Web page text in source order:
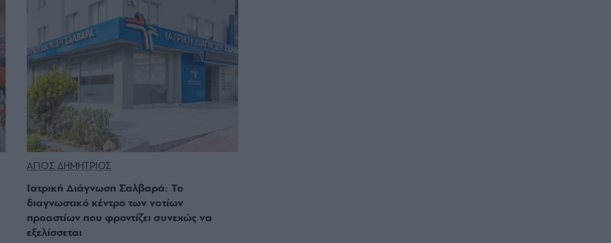
ΑΓΙΟΣ ΔΗΜΗΤΡΙΟΣ
Ιατρική Διάγνωση Σαλβαρά: Το
διαγνωστικό κέντρο των νοτίων
προαστίων που φροντίζει συνεχώς να
εξελίσσεται